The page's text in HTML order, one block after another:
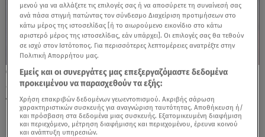
17.06.26, 18:57
«Το λέει η τσέπη σου» - H νέα καμπάνια
της Snappi
μενού για να αλλάξετε τις επιλογές σας ή να αποσύρετε τη συναίνεσή σας
ανά πάσα στιγμή πατώντας τον σύνδεσμο Διαχείριση προτιμήσεων στο
κάτω μέρος της ιστοσελίδας [ή το αιωρούμενο εικονίδιο στο κάτω
αριστερό μέρος της ιστοσελίδας, εάν υπάρχει]. Οι επιλογές σας θα τεθούν
σε ισχύ στον Ιστότοπος. Για περισσότερες λεπτομέρειες ανατρέξτε στην
Πολιτική Απορρήτου μας.
Εμείς και οι συνεργάτες μας επεξεργαζόμαστε δεδομένα
προκειμένου να παρασχεθούν τα εξής:
Χρήση επακριβών δεδομένων γεωεντοπισμού. Ακριβής σάρωση
χαρακτηριστικών συσκευής για αναγνώριση ταυτότητας. Αποθήκευση ή/
και πρόσβαση στα δεδομένα μιας συσκευής. Εξατομικευμένη διαφήμιση
και περιεχόμενο, μέτρηση διαφήμισης και περιεχομένου, έρευνα κοινού
και ανάπτυξη υπηρεσιών.